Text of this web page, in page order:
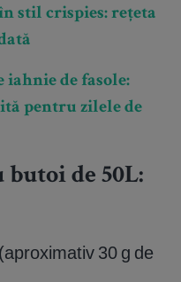
stil crispies: rețeta
iahnie de fasole:
pentru zilele de
de 50L:
30 g de